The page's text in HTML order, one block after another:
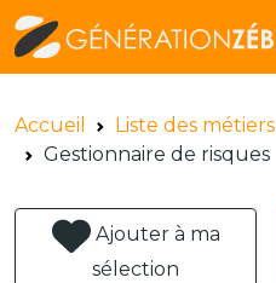
Accueil Liste des métiers
Gestionnaire de risques
Ajouter à ma
sélection